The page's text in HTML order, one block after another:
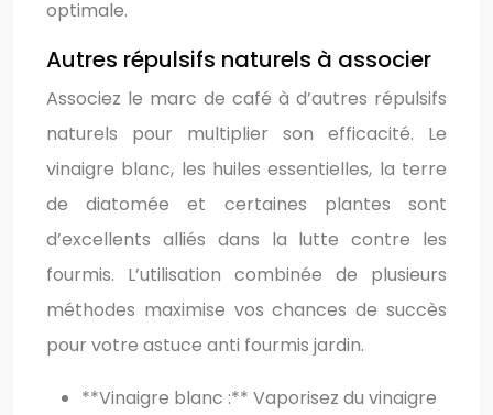
optimale.
Autres répulsifs naturels à associer
Associez le marc de café à d’autres répulsifs
naturels pour multiplier son efficacité. Le
vinaigre blanc, les huiles essentielles, la terre
de diatomée et certaines plantes sont
d’excellents alliés dans la lutte contre les
fourmis. L’utilisation combinée de plusieurs
méthodes maximise vos chances de succès
pour votre astuce anti fourmis jardin.
**Vinaigre blanc :** Vaporisez du vinaigre